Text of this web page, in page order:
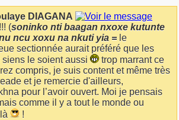
DIAGANA
(soninko nti baagan nxoxe kutunte
ncu xoxu na nkuti yia = le
sectionnée aurait préféré que les
le soient aussi
trop marrant ce
compris, je suis content et même très
et je remercie d'ailleurs,
pour l’avoir ouvert. Moi je pensais
comme il y a tout le monde ou
!